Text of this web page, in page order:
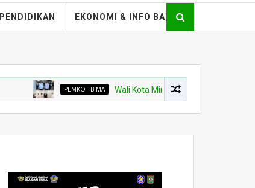
PENDIDIKAN EKONOMI & INFO BANK
PEMKOT BIMA Wali Kota Minta Pembangunan Gedung Rawat